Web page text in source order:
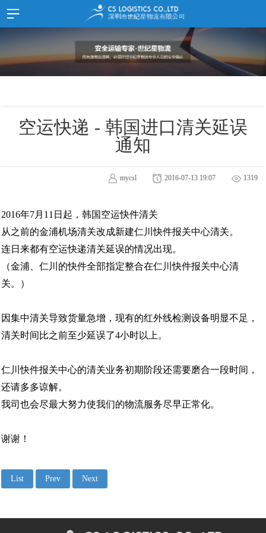
HOME SITEMAP
JOIN LOGIN
公司介绍
服务项目
货物追踪
文档样式
推广资料
联系我们
联系我们
韩国首尔
空运快递 - 韩国进口清关延误
通知
mycsl 2016-07-13 19:07 1319
2016年7月11日起，韩国空运快件清关
从之前的金浦机场清关改成新建仁川快件报关中心清关。
连日来都有空运快递清关延误的情况出现。
（金浦、仁川的快件全部指定整合在仁川快件报关中心清
关。）
因集中清关导致货量急增，现有的红外线检测设备明显不足，
清关时间比之前至少延误了4小时以上。
仁川快件报关中心的清关业务初期阶段还需要磨合一段时间，
还请多多谅解。
我司也会尽最大努力使我们的物流服务尽早正常化。
谢谢！
List Prev Next